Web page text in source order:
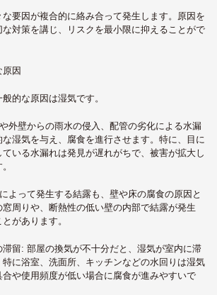
要因が複合的に絡み合って発生します。原因を
対策を講じ、リスクを最小限に抑えることがで
因
的な原因は湿気です。
外壁からの雨水の侵入、配管の劣化による水漏
湿気を与え、腐食を進行させます。特に、目に
いる水漏れは発見が遅れがちで、被害が拡大し
よって発生する結露も、壁や床の腐食の原因と
周りや、断熱性の低い壁の内部で結露が発生
があります。
滞留: 部屋の換気が不十分だと、湿気が室内に滞
に浴室、洗面所、キッチンなどの水回りは湿気
や使用頻度が低い場合に腐食が進みやすいで